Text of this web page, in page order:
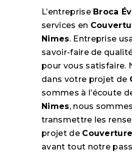
L’entreprise Broca
services en
Nimes. Entreprise
savoir-faire de
pour vous satisfaire.
dans votre projet de
sommes à l’écoute
Nimes, nous
transmettre les
projet de
avant tout notre